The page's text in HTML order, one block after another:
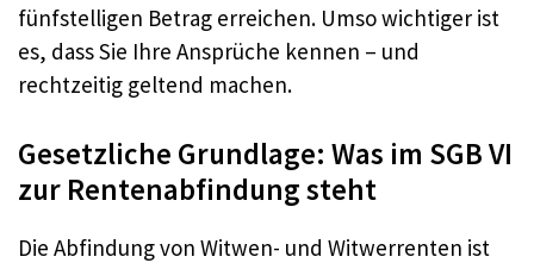
fünfstelligen Betrag erreichen. Umso wichtiger ist
es, dass Sie Ihre Ansprüche kennen – und
rechtzeitig geltend machen.
Gesetzliche Grundlage: Was im SGB VI
zur Rentenabfindung steht
Die Abfindung von Witwen- und Witwerrenten ist